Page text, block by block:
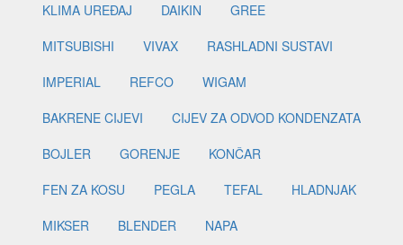
KLIMA UREĐAJ
DAIKIN
GREE
MITSUBISHI
VIVAX
RASHLADNI SUSTAVI
IMPERIAL
REFCO
WIGAM
BAKRENE CIJEVI
CIJEV ZA ODVOD KONDENZATA
BOJLER
GORENJE
KONČAR
FEN ZA KOSU
PEGLA TEFAL
HLADNJAK
MIKSER
BLENDER
NAPA